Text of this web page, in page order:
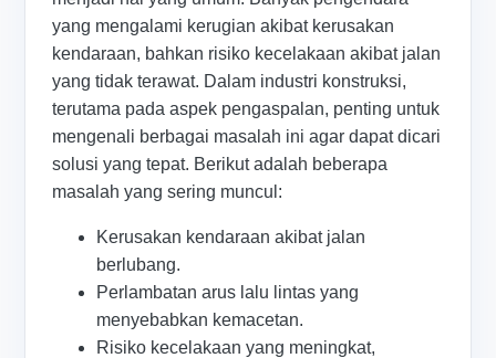
yang mengalami kerugian akibat kerusakan
kendaraan, bahkan risiko kecelakaan akibat jalan
yang tidak terawat. Dalam industri konstruksi,
terutama pada aspek pengaspalan, penting untuk
mengenali berbagai masalah ini agar dapat dicari
solusi yang tepat. Berikut adalah beberapa
masalah yang sering muncul:
Kerusakan kendaraan akibat jalan
berlubang.
Perlambatan arus lalu lintas yang
menyebabkan kemacetan.
Risiko kecelakaan yang meningkat,